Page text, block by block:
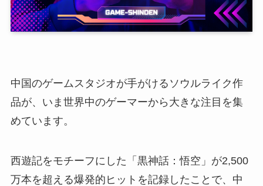
中国のゲームスタジオが手がけるソウルライク作
品が、いま世界中のゲーマーから大きな注目を集
めています。
西遊記をモチーフにした「黒神話：悟空」が2,500
万本を超える爆発的ヒットを記録したことで、中